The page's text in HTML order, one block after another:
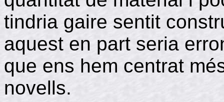
tindria gaire sentit
aquest en part seria
que ens hem centrat
novells.